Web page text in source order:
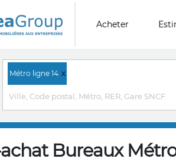
Acheter
Métro ligne 14 x
Bureaux